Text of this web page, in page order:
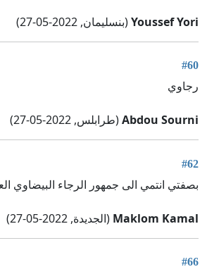
Youssef Yori(بنسليمان, 2022-05-27)
#60
رجاوي
Abdou Sourni(طرابلس, 2022-05-27)
#62
بصفتي انتمي الى جمهور الرجاء البيضاوي
Maklom Kamal (الجديدة, 2022-05-27)
#66